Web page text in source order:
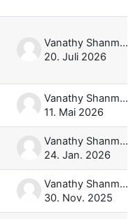
Vanathy Shanmuganathan
20. Juli 2026
Vanathy Shanmuganathan
11. Mai 2026
Vanathy Shanmuganathan
24. Jan. 2026
Vanathy Shanmuganathan
30. Nov. 2025